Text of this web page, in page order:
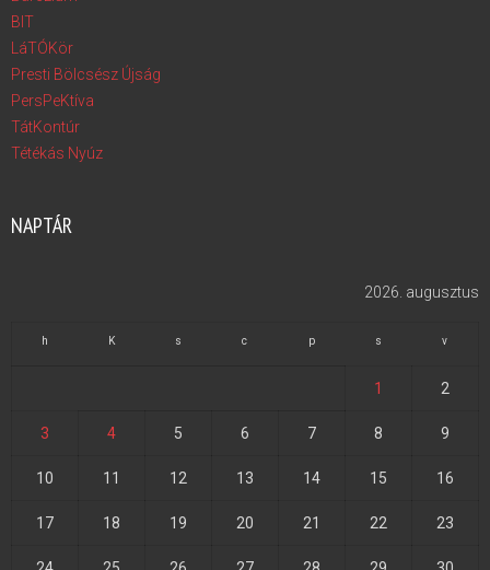
BIT
LáTÓKör
Presti Bölcsész Újság
PersPeKtíva
TátKontúr
Tétékás Nyúz
NAPTÁR
2026. augusztus
h K s c p s v
1 2
3 4 5 6 7 8 9
10 11 12 13 14 15 16
17 18 19 20 21 22 23